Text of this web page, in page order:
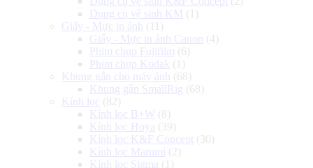
Dụng cụ vệ sinh KM (1)
Giấy - Mực in ảnh
(11)
Giấy - Mực in ảnh Canon
(4)
Phim chụp Fujifilm (6)
Phim chụp Kodak (1)
Khung gắn cho máy ảnh
(68)
Khung gắn SmallRig (68)
Kính lọc (82)
Kính lọc B+W (8)
Kính lọc Hoya (39)
Kính lọc K&F Concept (30)
Kính lọc Marumi (2)
Kính lọc Sigma (1)